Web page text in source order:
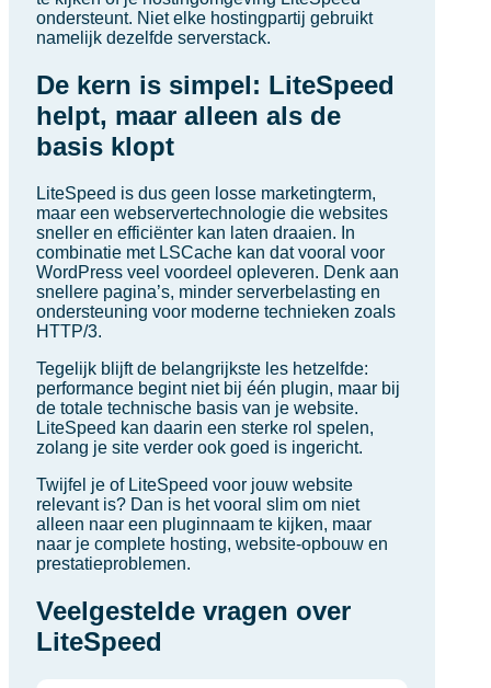
ondersteunt. Niet elke hostingpartij gebruikt
namelijk dezelfde serverstack.
De kern is simpel: LiteSpeed
helpt, maar alleen als de
basis klopt
LiteSpeed is dus geen losse marketingterm,
maar een webservertechnologie die websites
sneller en efficiënter kan laten draaien. In
combinatie met LSCache kan dat vooral voor
WordPress veel voordeel opleveren. Denk aan
snellere pagina’s, minder serverbelasting en
ondersteuning voor moderne technieken zoals
HTTP/3.
Tegelijk blijft de belangrijkste les hetzelfde:
performance begint niet bij één plugin, maar bij
de totale technische basis van je website.
LiteSpeed kan daarin een sterke rol spelen,
zolang je site verder ook goed is ingericht.
Twijfel je of LiteSpeed voor jouw website
relevant is? Dan is het vooral slim om niet
alleen naar een pluginnaam te kijken, maar
naar je complete hosting, website-opbouw en
prestatieproblemen.
Veelgestelde vragen over
LiteSpeed